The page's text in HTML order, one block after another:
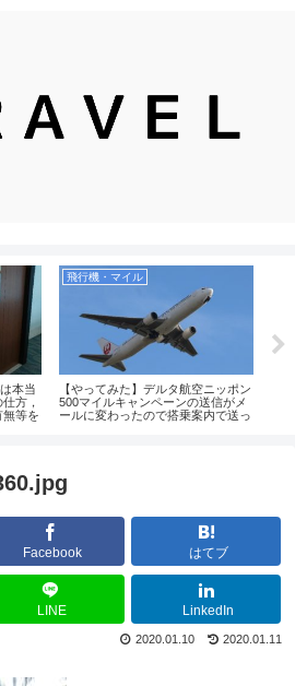
本当
方，
無等を
飛行機・マイル
【やってみた】デルタ航空ニッポン
500マイルキャンペーンの送信がメ
ールに変わったので搭乗案内で送っ
Facebook はてブ
LINE LinkedIn
2020.01.11
2020.01.10